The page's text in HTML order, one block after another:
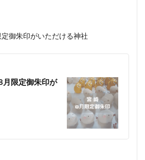
御朱印がいただける神社
限定御朱印が